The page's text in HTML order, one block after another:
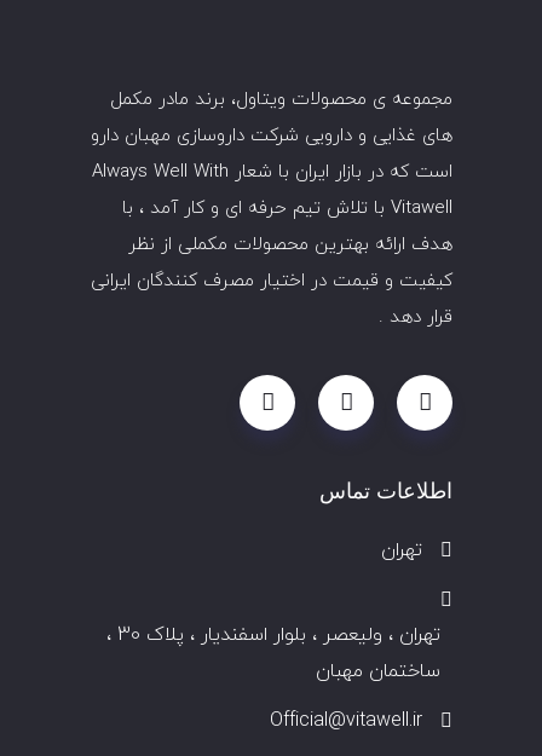
مجموعه ی محصولات ویتاول، برند مادر مکمل
های غذایی و دارویی شرکت داروسازی مهبان دارو
است که در بازار ایران با شعار Always Well With
Vitawell با تلاش تیم حرفه ای و کار آمد ، با
هدف ارائه بهترین محصولات مکملی از نظر
کیفیت و قیمت در اختیار مصرف کنندگان ایرانی
قرار دهد .
اطلاعات تماس
تهران
تهران ، ولیعصر ، بلوار اسفندیار ، پلاک 30 ،
ساختمان مهبان
Official@vitawell.ir